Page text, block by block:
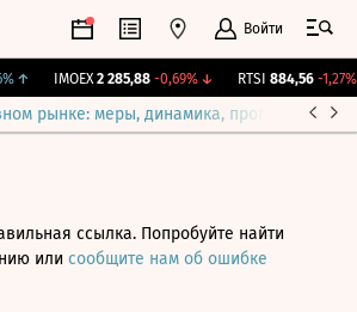
Войти
↑ IMOEX 2 285,88 -0,69%↓ RTSI 884,56 -1,27%
рынке: меры, динамика, прогнозы
ссылка. Попробуйте найти
или сообщите нам об ошибке